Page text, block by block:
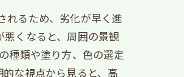
れるため、劣化が早く進
くなると、周囲の景観
種類や塗り方、色の選定
な視点から見ると、高